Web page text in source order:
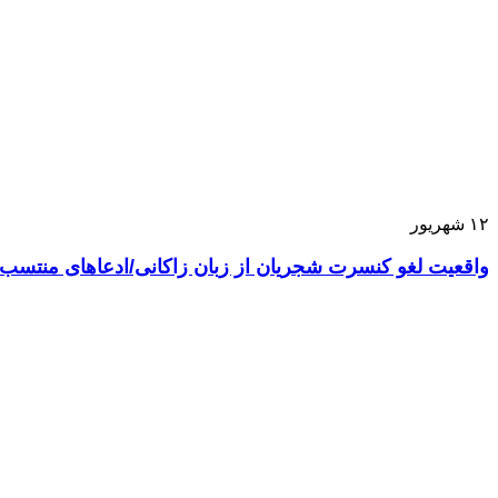
۱۲ شهریور
واقعیت لغو کنسرت شجریان از زبان زاکانی/ادعاهای